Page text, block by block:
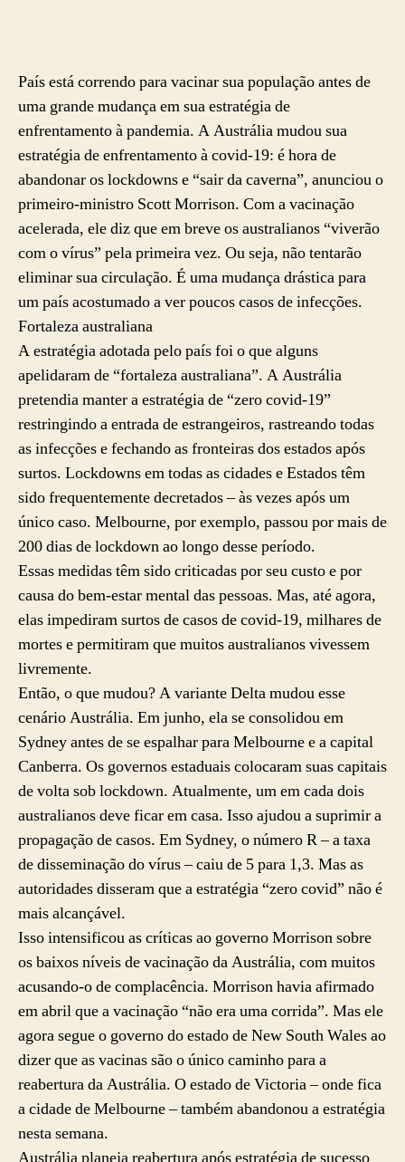
País está correndo para vacinar sua população antes de
uma grande mudança em sua estratégia de
enfrentamento à pandemia. A Austrália mudou sua
estratégia de enfrentamento à covid-19: é hora de
abandonar os lockdowns e “sair da caverna”, anunciou o
primeiro-ministro Scott Morrison. Com a vacinação
acelerada, ele diz que em breve os australianos “viverão
com o vírus” pela primeira vez. Ou seja, não tentarão
eliminar sua circulação. É uma mudança drástica para
um país acostumado a ver poucos casos de infecções.
Fortaleza australiana
A estratégia adotada pelo país foi o que alguns
apelidaram de “fortaleza australiana”. A Austrália
pretendia manter a estratégia de “zero covid-19”
restringindo a entrada de estrangeiros, rastreando todas
as infecções e fechando as fronteiras dos estados após
surtos. Lockdowns em todas as cidades e Estados têm
sido frequentemente decretados – às vezes após um
único caso. Melbourne, por exemplo, passou por mais de
200 dias de lockdown ao longo desse período.
Essas medidas têm sido criticadas por seu custo e por
causa do bem-estar mental das pessoas. Mas, até agora,
elas impediram surtos de casos de covid-19, milhares de
mortes e permitiram que muitos australianos vivessem
livremente.
Então, o que mudou? A variante Delta mudou esse
cenário Austrália. Em junho, ela se consolidou em
Sydney antes de se espalhar para Melbourne e a capital
Canberra. Os governos estaduais colocaram suas capitais
de volta sob lockdown. Atualmente, um em cada dois
australianos deve ficar em casa. Isso ajudou a suprimir a
propagação de casos. Em Sydney, o número R – a taxa
de disseminação do vírus – caiu de 5 para 1,3. Mas as
autoridades disseram que a estratégia “zero covid” não é
mais alcançável.
Isso intensificou as críticas ao governo Morrison sobre
os baixos níveis de vacinação da Austrália, com muitos
acusando-o de complacência. Morrison havia afirmado
em abril que a vacinação “não era uma corrida”. Mas ele
agora segue o governo do estado de New South Wales ao
dizer que as vacinas são o único caminho para a
reabertura da Austrália. O estado de Victoria – onde fica
a cidade de Melbourne – também abandonou a estratégia
nesta semana.